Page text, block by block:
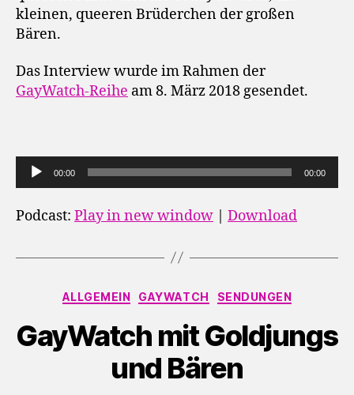
kleinen, queeren Brüderchen der großen
Bären.
Das Interview wurde im Rahmen der
GayWatch-Reihe am 8. März 2018 gesendet.
u
d
a
00:00 00:00
Podcast: Play in new window Download
Kategorien
ALLGEMEIN GAYWATCH SENDUNGEN
GayWatch mit Goldjungs
und Bären